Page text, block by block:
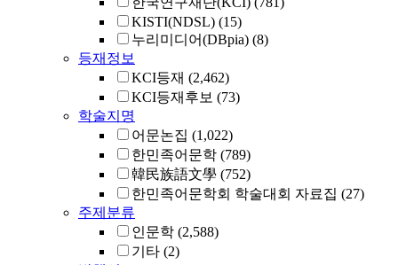
KISTI(NDSL) (15)
누리미디어(DBpia) (8)
등재정보
KCI등재 (2,462)
KCI등재후보 (73)
학술지명
어문논집 (1,022)
한민족어문학 (789)
韓民族語文學 (752)
한민족어문학회 학술대회 자료집 (27)
주제분류
인문학 (2,588)
기타 (2)